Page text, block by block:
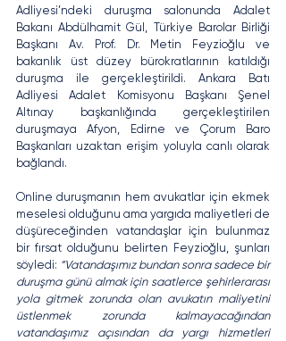
Adliyesi’ndeki duruşma salonunda Adalet
Bakanı Abdülhamit Gül, Türkiye Barolar Birliği
Başkanı Av. Prof. Dr. Metin Feyzioğlu ve
bakanlık üst düzey bürokratlarının katıldığı
duruşma ile gerçekleştirildi. Ankara Batı
Adliyesi Adalet Komisyonu Başkanı Şenel
Altınay başkanlığında gerçekleştirilen
duruşmaya Afyon, Edirne ve Çorum Baro
Başkanları uzaktan erişim yoluyla canlı olarak
bağlandı.
Online duruşmanın hem avukatlar için ekmek
meselesi olduğunu ama yargıda maliyetleri de
düşüreceğinden vatandaşlar için bulunmaz
bir fırsat olduğunu belirten Feyzioğlu, şunları
söyledi: “Vatandaşımız bundan sonra sadece bir
duruşma günü almak için saatlerce şehirlerarası
yola gitmek zorunda olan avukatın maliyetini
üstlenmek zorunda kalmayacağından
vatandaşımız açısından da yargı hizmetleri